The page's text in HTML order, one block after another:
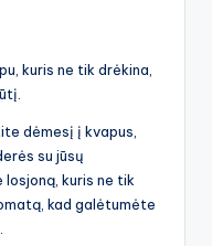
kuris ne tik drėkina,
dėmesį į kvapus,
su jūsų
kuris ne tik
kad galėtumėte